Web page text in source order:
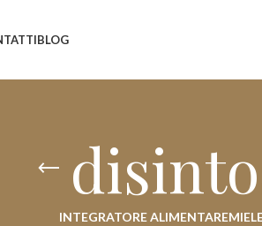
BLOG
INTEGRATORE ALIMENTARE